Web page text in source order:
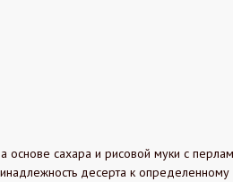
сахара и рисовой муки с
десерта к определенному